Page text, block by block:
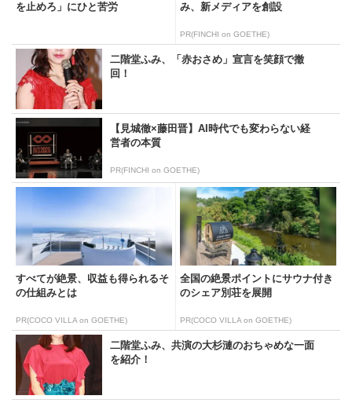
を止めろ」にひと苦労
み、新メディアを創設
PR(FINCHI on GOETHE)
二階堂ふみ、「赤おさめ」宣言を笑顔で撤
回！
【見城徹×藤田晋】AI時代でも変わらない経
営者の本質
PR(FINCHI on GOETHE)
すべてが絶景、収益も得られるそ
の仕組みとは
PR(COCO VILLA on GOETHE)
全国の絶景ポイントにサウナ付き
のシェア別荘を展開
PR(COCO VILLA on GOETHE)
二階堂ふみ、共演の大杉漣のおちゃめな一面
を紹介！